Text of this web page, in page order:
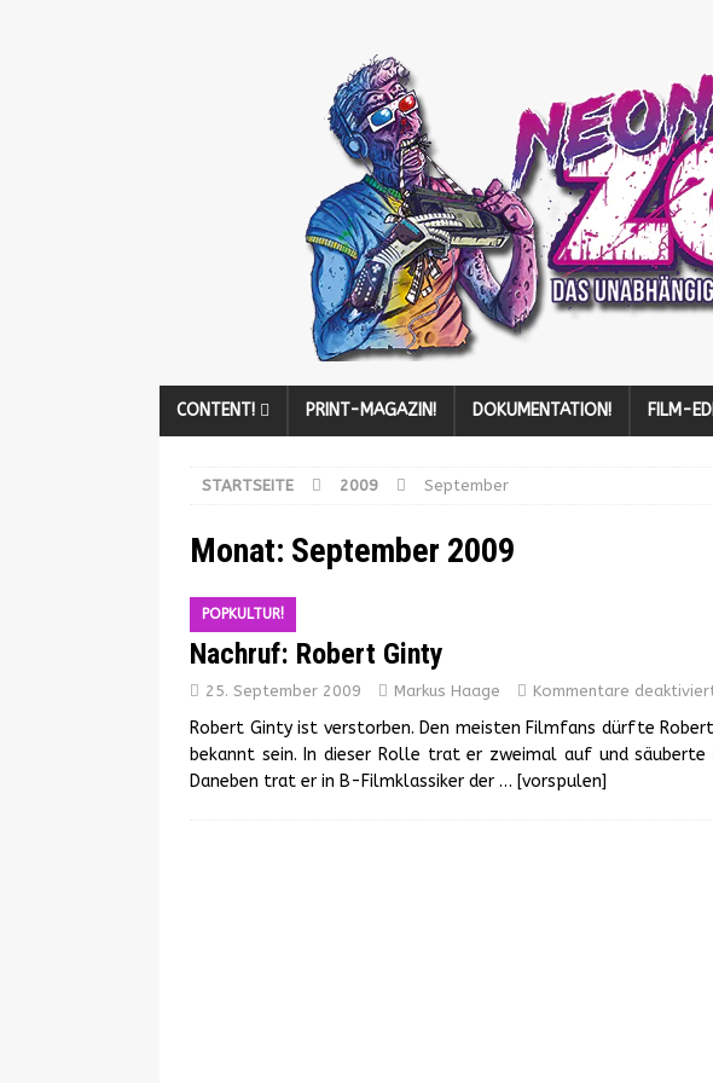
CONTENT! PRINT-MAGAZIN! DOKUMENTATION! FILM-
STARTSEITE 2009 September
Monat: September 2009
POPKULTUR!
Nachruf: Robert Ginty
25. September 2009 Markus Haage Kommentare
Robert Ginty ist verstorben. Den meisten Filmfans dürfte
bekannt sein. In dieser Rolle trat er zweimal auf und säuberte
Daneben trat er in B-Filmklassiker der … [vorspulen]